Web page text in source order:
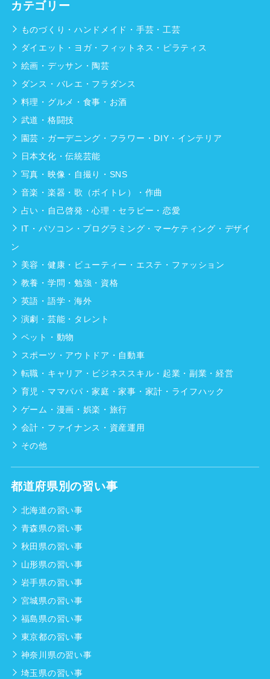
カテゴリー
ものづくり・ハンドメイド・手芸・工芸
ダイエット・ヨガ・フィットネス・ピラティス
絵画・デッサン・陶芸
ダンス・バレエ・フラダンス
料理・グルメ・食事・お酒
武道・格闘技
園芸・ガーデニング・フラワー・DIY・インテリア
日本文化・伝統芸能
写真・映像・自撮り・SNS
音楽・楽器・歌（ボイトレ）・作曲
占い・自己啓発・心理・セラピー・恋愛
IT・パソコン・プログラミング・マーケティング・デザイ
ン
美容・健康・ビューティー・エステ・ファッション
教養・学問・勉強・資格
英語・語学・海外
演劇・芸能・タレント
ペット・動物
スポーツ・アウトドア・自動車
転職・キャリア・ビジネススキル・起業・副業・経営
育児・ママパパ・家庭・家事・家計・ライフハック
ゲーム・漫画・娯楽・旅行
会計・ファイナンス・資産運用
その他
都道府県別の習い事
北海道の習い事
青森県の習い事
秋田県の習い事
山形県の習い事
岩手県の習い事
宮城県の習い事
福島県の習い事
東京都の習い事
神奈川県の習い事
埼玉県の習い事